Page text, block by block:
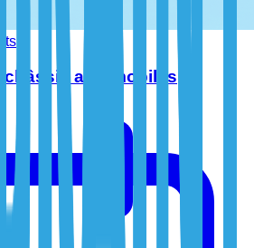
châssis automobiles